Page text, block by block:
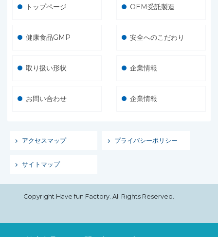
トップページ OEM受託製造
健康食品GMP 安全へのこだわり
取り扱い形状 企業情報
お問い合わせ 企業情報
アクセスマップ プライバシーポリシー
サイトマップ
Copyright Have fun Factory. All Rights Reserved.